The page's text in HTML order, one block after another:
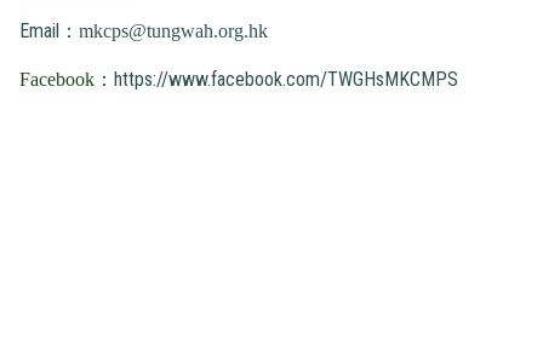
Email： mkcps@tungwah.org.hk
Facebook： https://www.facebook.com/TWGHsMKCMPS